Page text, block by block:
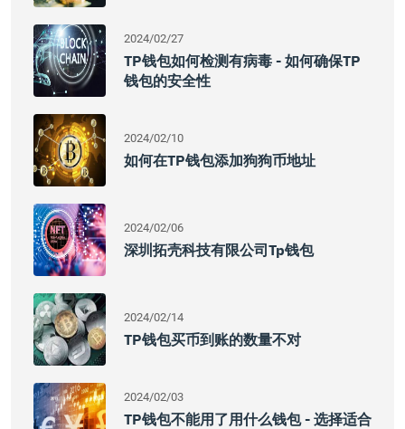
2024/02/27
TP钱包如何检测有病毒 - 如何确保TP
钱包的安全性
2024/02/10
如何在TP钱包添加狗狗币地址
2024/02/06
深圳拓壳科技有限公司tp钱包
2024/02/14
TP钱包买币到账的数量不对
2024/02/03
TP钱包不能用了用什么钱包 - 选择适合